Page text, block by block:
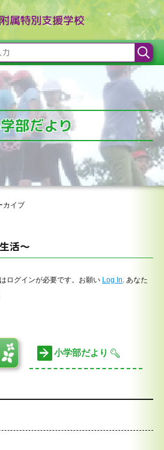
部だより
カイブ
活～
ログインが必要です。お願い Log In. あなた
小学部だより